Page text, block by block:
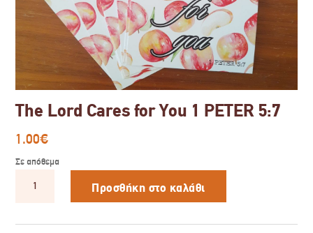
The Lord Cares for You 1 PETER 5:7
1.00€
Σε απόθεμα
Lord
You
Προσθήκη στο καλάθι